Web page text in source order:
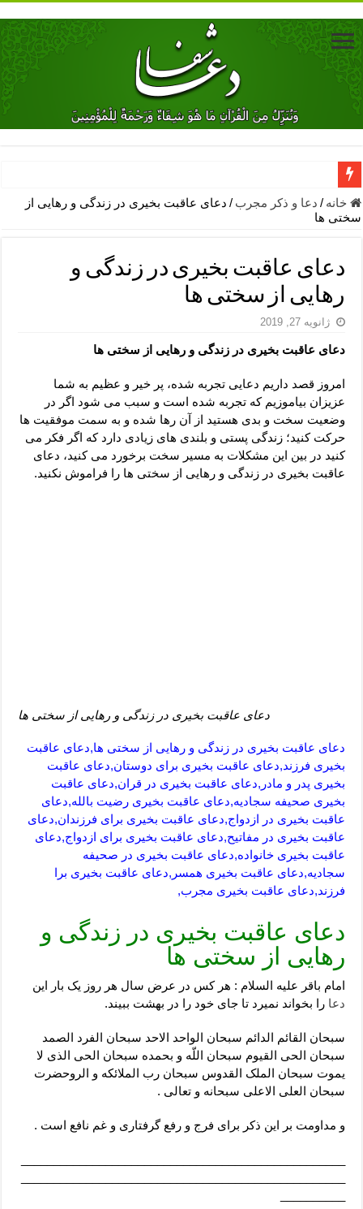
دعای جلب محبت فوری معشوق – دعای جلب محبت شوهر
معجزات دعای یا من اظهر الجمیل – دعای یا من اظهر الجمیل برای
مهم ترین اذکار الهی و فضیلت آن ها – ذکر مخصوص مستجاب الدعوه
دعا برای ترس بچه ها در خواب – دعای ترس و بی خوابی کودکان
لا حول ولا قوة الا بالله برای چشم زخم – دعای چشم زخم ماشاالله
دعای قوی رفع ترس – دعای مجرب برای آرامش قلب و رفع اضطراب
دعا برای پولدار شدن در یک روز – دعای ثروت حضرت سلیمان
خانه / دعا و ذکر مجرب / دعای عاقبت بخیری در زندگی و رهایی از
سختی ها
دعای عاقبت بخیری در زندگی و
رهایی از سختی ها
ژانویه 27, 2019
دعای عاقبت بخیری در زندگی و رهایی از سختی ها
امروز قصد داریم دعایی تجربه شده، پر خیر و عظیم به شما
عزیزان بیاموزیم که تجربه شده است و سبب می شود اگر در
وضعیت سخت و بدی هستید از آن رها شده و به سمت موفقیت ها
حرکت کنید؛ زندگی پستی و بلندی های زیادی دارد که اگر فکر می
کنید در بین این مشکلات به مسیر سخت برخورد می کنید، دعای
عاقبت بخیری در زندگی و رهایی از سختی ها را فراموش نکنید.
دعای عاقبت بخیری در زندگی و رهایی از سختی ها
دعای عاقبت بخیری در زندگی و رهایی از سختی ها,دعای عاقبت
بخیری فرزند,دعای عاقبت بخیری برای دوستان,دعای عاقبت
بخیری پدر و مادر,دعای عاقبت بخیری در قران,دعای عاقبت
بخیری صحیفه سجادیه,دعای عاقبت بخیری رضیت بالله,دعای
عاقبت بخیری در ازدواج,دعای عاقبت بخیری برای فرزندان,دعای
عاقبت بخیری در مفاتیح,دعای عاقبت بخیری برای ازدواج,دعای
عاقبت بخیری خانواده,دعای عاقبت بخیری در صحیفه
سجادیه,دعای عاقبت بخیری همسر,دعای عاقبت بخیری برا
فرزند,دعای عاقبت بخیری مجرب,
دعای عاقبت بخیری در زندگی و
رهایی از سختی ها
امام باقر علیه السلام : هر کس در عرض سال هر روز یک بار این
دعا را بخواند نمیرد تا جاى خود را در بهشت ببیند.
سبحان القائم الدائم سبحان الواحد الاحد سبحان الفرد الصمد
سبحان الحى القیوم سبحان اللّه و بحمده سبحان الحى الذى لا
یموت سبحان الملک القدوس سبحان رب الملائکه و الروحضرت
سبحان العلى الاعلى سبحانه و تعالى .
و مداومت بر این ذکر براى فرج و رفع گرفتارى و غم نافع است .